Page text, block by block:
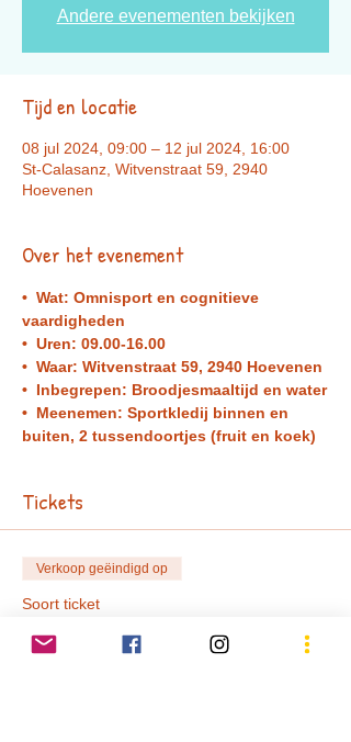
Andere evenementen bekijken
Tijd en locatie
08 jul 2024, 09:00 – 12 jul 2024, 16:00
St-Calasanz, Witvenstraat 59, 2940
Hoevenen
Over het evenement
•  Wat: Omnisport en cognitieve
vaardigheden
•  Uren: 09.00-16.00
•  Waar: Witvenstraat 59, 2940 Hoevenen
•  Inbegrepen: Broodjesmaaltijd en water
•  Meenemen: Sportkledij binnen en
buiten, 2 tussendoortjes (fruit en koek)
Tickets
Verkoop geëindigd op
Soort ticket
Tickets Zomer (5dagen)